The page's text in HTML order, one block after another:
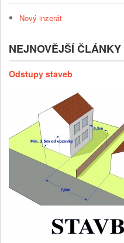
Nový inzerát
NEJNOVĚJŠÍ ČLÁNKY
Odstupy staveb